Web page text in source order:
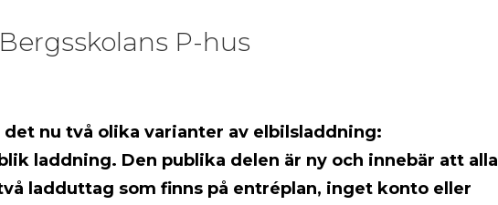
P-hus
det nu två olika varianter av elbilsladdning:
laddning. Den publika delen är ny och innebär att alla
ladduttag som finns på entréplan, inget konto eller